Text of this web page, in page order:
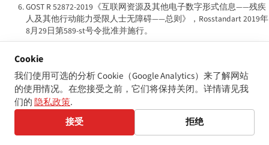
GOST R 52872-2019《互联网资源及其他电子数字形式信息——残疾
人及其他行动能力受限人士无障碍——总则》，Rosstandart 2019年
8月29日第589-st号令批准并施行。
性》，由建设部批准的规程。
1991年10月25日《俄罗斯联邦各民族语言联邦法》第1807-1号，经
2012年12月30日第296-FZ号联邦法修正，确认俄罗斯手语。
2019年3月29日政府第363号令批准《俄罗斯联邦国家项目〈无障
碍环境〉》，将项目延伸至2030年。
《联合国残疾人权利公约》，俄罗斯于2012年5月3日通过《联邦
Cookie
我们使用可选的分析 Cookie（Google Analytics）来了解网站
的使用情况。在您接受之前，它们将保持关闭。详情请见我
们的隐私政策.
接受
拒绝